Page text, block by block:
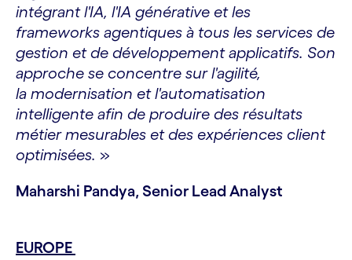
intégrant l'IA, l'IA générative et les
frameworks agentiques à tous les services de
gestion et de développement applicatifs. Son
approche se concentre sur l'agilité,
la modernisation et l'automatisation
intelligente afin de produire des résultats
métier mesurables et des expériences client
optimisées. »
Maharshi Pandya, Senior Lead Analyst
EUROPE